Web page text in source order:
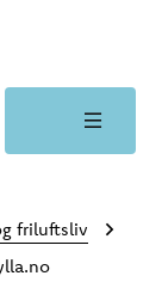
friluftsliv